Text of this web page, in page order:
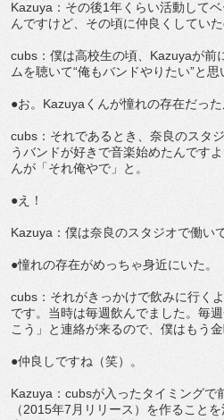
Kazuya：その後1年くらい活動して
んですけど、その頃に仲良くしてい
cubs：僕は高校生の頃、Kazuyaが前
ムを聴いて“俺もバンドやりたい”と思
●お。Kazuyaくんが憧れの存在だった
cubs：それであるとき、奈良のスタ
うバンドが好きで音楽始めたんです
んが「それ俺やで」と。
●え！
Kazuya：僕は奈良のスタジオで働い
●憧れの存在がめっちゃ身近にいた。
cubs：それがきっかけで飲みに行く
です。当時は毎週飲んでました。毎
こう」と連絡が来るので、僕はもう
●仲良しですね（笑）。
Kazuya：cubsが入ったタイミングで
（2015年7月リリース）を作ること